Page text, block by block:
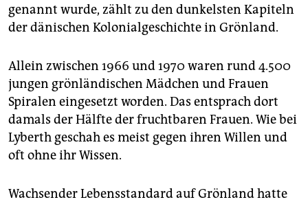
genannt wurde, zählt zu den dunkelsten Kapiteln
der dänischen Kolonialgeschichte in Grönland.
Allein zwischen 1966 und 1970 waren rund 4.500
jungen grönländischen Mädchen und Frauen
Spiralen eingesetzt worden. Das entsprach dort
damals der Hälfte der fruchtbaren Frauen. Wie bei
Lyberth geschah es meist gegen ihren Willen und
oft ohne ihr Wissen.
Wachsender Lebensstandard auf Grönland hatte